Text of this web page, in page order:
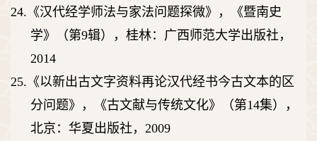
24. 《汉代经学师法与家法问题探微》，《暨南史
学》（第9辑），桂林：广西师范大学出版社，
2014
25. 《以新出古文字资料再论汉代经书今古文本的区
分问题》，《古文献与传统文化》（第14集），
北京：华夏出版社， 2009